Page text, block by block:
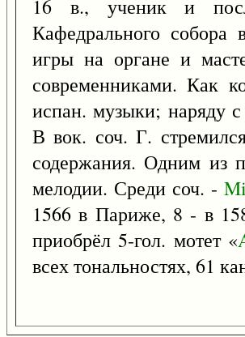
16 в., ученик и
Кафедрального собора
игры на органе и
современниками. Как
испан. музыки; наряду
В вок. соч. Г.
содержания. Одним из
мелодии. Среди соч. -
1566 в Париже, 8 - в
приобрёл 5-гол. мотет «
всех тональностях, 61